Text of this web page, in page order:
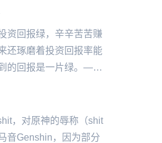
资回报绿，辛辛苦苦赚
还琢磨着投资回报率能
的回报是一片绿。——
，对原神的辱称（shit
音Genshin，因为部分